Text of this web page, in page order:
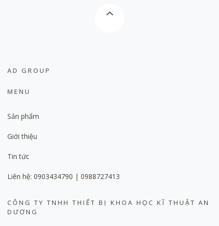
AD GROUP
MENU
Sản phẩm
Giới thiệu
Tin tức
Liên hệ: 0903434790 | 0988727413
CÔNG TY TNHH THIẾT BỊ KHOA HỌC KĨ THUẬT AN
DƯƠNG